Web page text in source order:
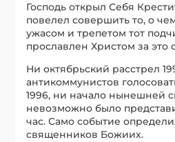
Господь открыл Себя
повелел совершить то, о
ужасом и трепетом тот
прославлен Христом за это
Ни октябрьский расстрел
антикоммунистов
1996, ни начало нынешней
невозможно было
час. Само событие
священников Божиих.